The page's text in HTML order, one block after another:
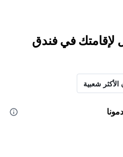
لإقامتك في فندق
الأكثر شعبية